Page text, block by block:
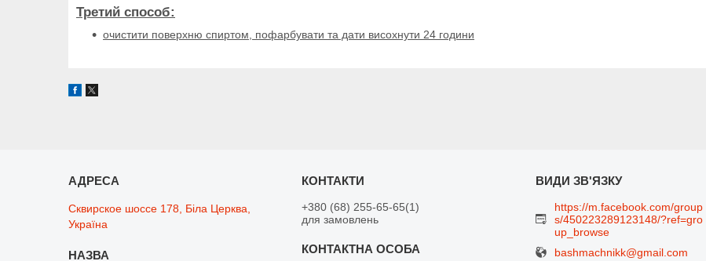
Третий способ:
очистити поверхню спиртом, пофарбувати та дати висохнути 24 години
Сквирское шоссе 178, Біла Церква,
Україна
+380 (68) 255-65-65 1
для замовлень
https://m.facebook.com/group
s/450223289123148/?ref=gro
up_browse
bashmachnikk@gmail.com